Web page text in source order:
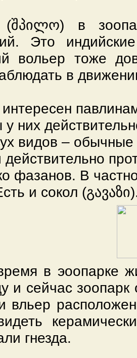
(შპილო) в
Это
вольер тоже
в
у них
видов –
действительно
фазанов. В
и сокол
в эоопарке
и сейчас
вльер
гнезда.